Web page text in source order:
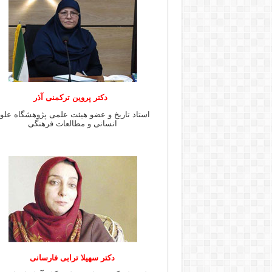
دکتر پروین ترکمنی آذر
استاد تاریخ و عضو هیئت علمی پژوهشگاه
انسانی و مطالعات فرهنگى
دکتر سهیلا ترابی فارسانی